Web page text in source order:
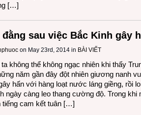
[…]
sau việc Bắc Kinh gây
on May 23rd, 2014 in BÀI VIẾT
không thể không ngạc nhiên khi thấy
năm gần đây đột nhiên giương nanh
hấn với hàng loạt nước láng giềng, rồi
ngày càng leo thang cường độ. Trong khi
tiếng cam kết tuân […]